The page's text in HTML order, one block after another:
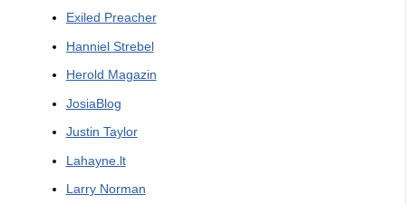
Exiled Preacher
Hanniel Strebel
Herold Magazin
JosiaBlog
Justin Taylor
Lahayne.lt
Larry Norman